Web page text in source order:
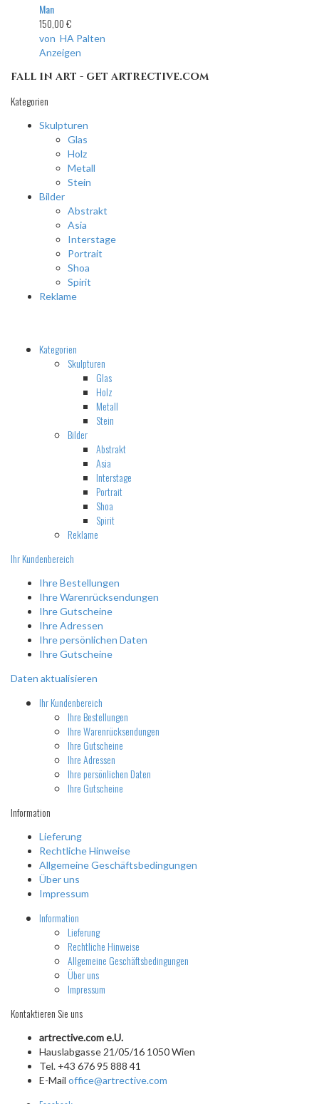
Man
150,00 €
von HA Palten
Anzeigen
fall in art - get artrective.com
Kategorien
Skulpturen
Glas
Holz
Metall
Stein
Bilder
Abstrakt
Asia
Interstage
Portrait
Shoa
Spirit
Reklame
Kategorien
Skulpturen
Glas
Holz
Metall
Stein
Bilder
Abstrakt
Asia
Interstage
Portrait
Shoa
Spirit
Reklame
Ihr Kundenbereich
Ihre Bestellungen
Ihre Warenrücksendungen
Ihre Gutscheine
Ihre Adressen
Ihre persönlichen Daten
Ihre Gutscheine
Daten aktualisieren
Ihr Kundenbereich
Ihre Bestellungen
Ihre Warenrücksendungen
Ihre Gutscheine
Ihre Adressen
Ihre persönlichen Daten
Ihre Gutscheine
Information
Lieferung
Rechtliche Hinweise
Allgemeine Geschäftsbedingungen
Über uns
Impressum
Information
Lieferung
Rechtliche Hinweise
Allgemeine Geschäftsbedingungen
Über uns
Impressum
Kontaktieren Sie uns
artrective.com e.U.
Hauslabgasse 21/05/16 1050 Wien
Tel. +43 676 95 888 41
E-Mail office@artrective.com